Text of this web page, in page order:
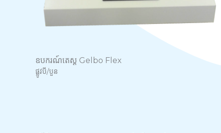
ឧបករណ៍តេស្ត Gelbo Flex
ផ្លូវបី/បួន